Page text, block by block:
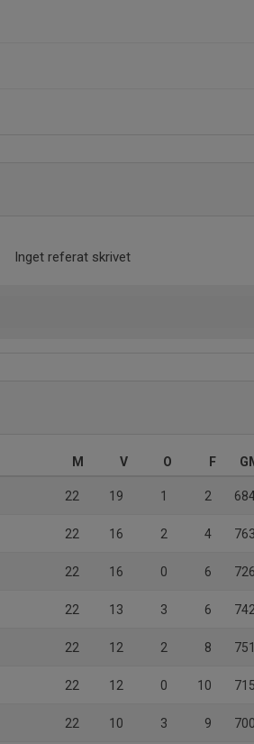
Inget referat skrivet
M V O F
22 19 1 2
22 16 2 4 763
22 16 0 6 726
22 13 3 6 742
22 12 2 8 751
22 12 0 10 715
22 10 3 9 700